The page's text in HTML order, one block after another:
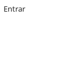
Entrar